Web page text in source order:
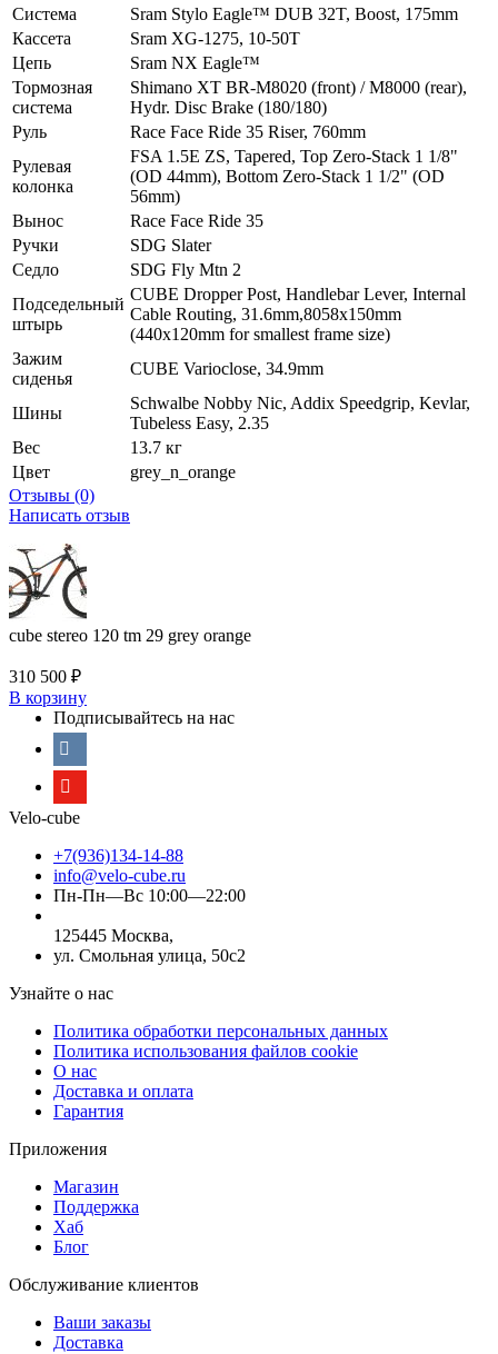
Система
Sram Stylo Eagle™ DUB 32T, Boost, 175mm
Кассета
Sram XG-1275, 10-50T
Цепь
Sram NX Eagle™
Тормозная
система
Shimano XT BR-M8020 (front) / M8000 (rear),
Hydr. Disc Brake (180/180)
Руль
Race Face Ride 35 Riser, 760mm
Рулевая
колонка
FSA 1.5E ZS, Tapered, Top Zero-Stack 1 1/8"
(OD 44mm), Bottom Zero-Stack 1 1/2" (OD
56mm)
Вынос
Race Face Ride 35
Ручки
SDG Slater
Седло
SDG Fly Mtn 2
Подседельный
штырь
CUBE Dropper Post, Handlebar Lever, Internal
Cable Routing, 31.6mm,8058x150mm
(440x120mm for smallest frame size)
Зажим
сиденья
CUBE Varioclose, 34.9mm
Шины
Schwalbe Nobby Nic, Addix Speedgrip, Kevlar,
Tubeless Easy, 2.35
Вес
13.7 кг
Цвет
grey_n_orange
Отзывы (0)
Написать отзыв
cube stereo 120 tm 29 grey orange
310 500 ₽
В корзину
Подписывайтесь на нас
Velo-cube
+7(936)134-14-88
info@velo-cube.ru
Пн-Пн—Вс 10:00—22:00
125445 Москва,
ул. Смольная улица, 50с2
Узнайте о нас
Политика обработки персональных данных
Политика использования файлов cookie
О нас
Доставка и оплата
Гарантия
Приложения
Магазин
Поддержка
Хаб
Блог
Обслуживание клиентов
Ваши заказы
Доставка